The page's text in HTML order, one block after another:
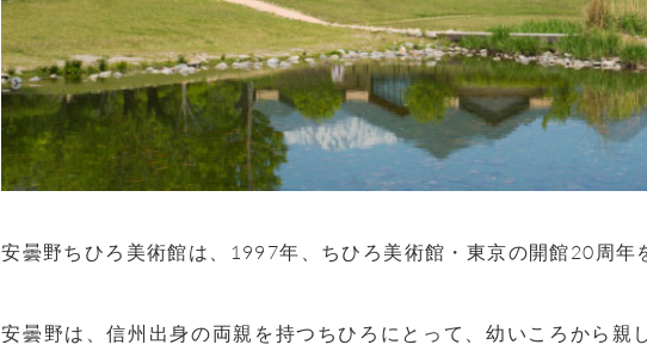
安曇野ちひろ美術館は、1997年、ちひろ美術館・東京の開館20周年
安曇野は、信州出身の両親を持つちひろにとって、幼いころから親